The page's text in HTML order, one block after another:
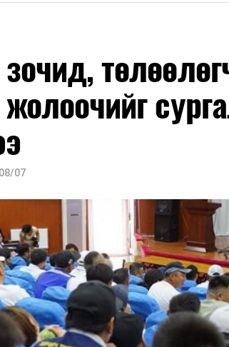
07